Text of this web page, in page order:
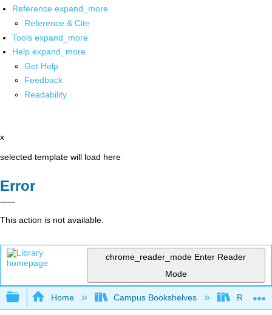
Reference expand_more
Reference & Cite
Tools expand_more
Help expand_more
Get Help
Feedback
Readability
x
selected template will load here
Error
This action is not available.
chrome_reader_mode Enter Reader
Mode
Expand/collapse global hierarchy
Home Campus Bookshelves Reedley